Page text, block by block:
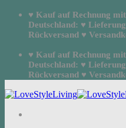
Zum
springen
♥ Kauf auf Rechnung
Deutschland: ♥
Rückversand ♥
♥ Kauf auf Rechnung
Deutschland: ♥
Rückversand ♥